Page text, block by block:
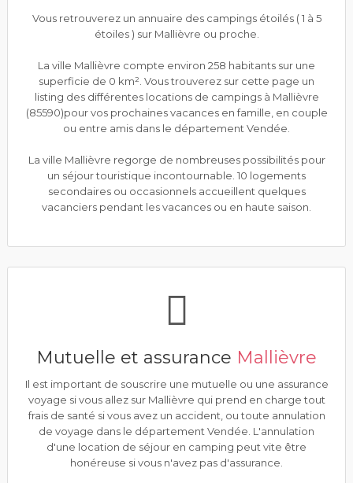
Vous retrouverez un annuaire des campings étoilés ( 1 à 5
étoiles ) sur Mallièvre ou proche.
La ville Mallièvre compte environ 258 habitants sur une
superficie de 0 km². Vous trouverez sur cette page un
listing des différentes locations de campings à Mallièvre
(85590)pour vos prochaines vacances en famille, en couple
ou entre amis dans le département Vendée.
La ville Mallièvre regorge de nombreuses possibilités pour
un séjour touristique incontournable. 10 logements
secondaires ou occasionnels accueillent quelques
vacanciers pendant les vacances ou en haute saison.
Mutuelle et assurance Mallièvre
Il est important de souscrire une mutuelle ou une assurance
voyage si vous allez sur Mallièvre qui prend en charge tout
frais de santé si vous avez un accident, ou toute annulation
de voyage dans le département Vendée. L'annulation
d'une location de séjour en camping peut vite être
honéreuse si vous n'avez pas d'assurance.